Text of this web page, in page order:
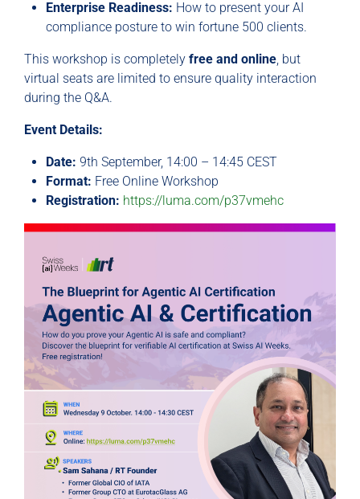
Enterprise Readiness: How to present your AI
compliance posture to win fortune 500 clients.
This workshop is completely free and online, but
virtual seats are limited to ensure quality interaction
during the Q&A.
Event Details:
Date: 9th September, 14:00 – 14:45 CEST
Format: Free Online Workshop
Registration: https://luma.com/p37vmehc